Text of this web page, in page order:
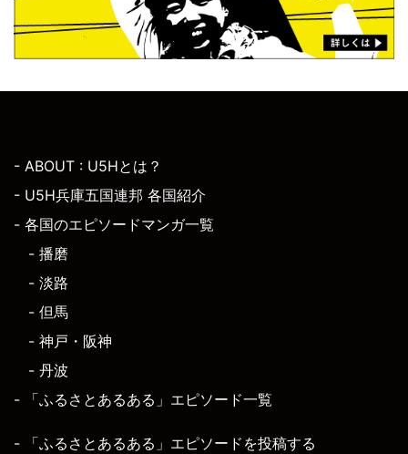
- ABOUT : U5Hとは？
- U5H兵庫五国連邦 各国紹介
- 各国のエピソードマンガ一覧
- 播磨
- 淡路
- 但馬
- 神戸・阪神
- 丹波
- 「ふるさとあるある」エピソード一覧
- 「ふるさとあるある」エピソードを投稿する